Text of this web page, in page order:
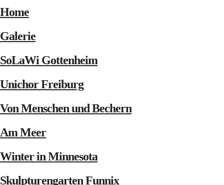
Home
Galerie
SoLaWi Gottenheim
Unichor Freiburg
Von Menschen und Bechern
Am Meer
Winter in Minnesota
Skulpturengarten Funnix